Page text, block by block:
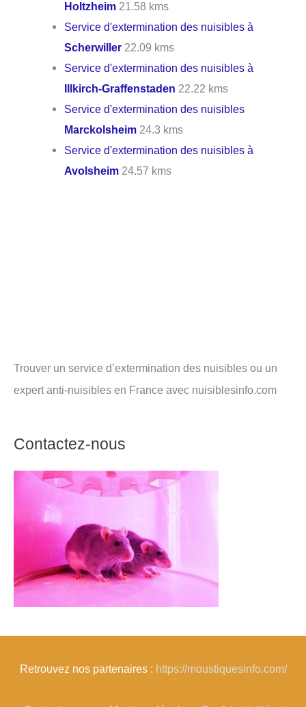
Holtzheim 21.58 kms
Service d'extermination des nuisibles à
Scherwiller 22.09 kms
Service d'extermination des nuisibles à
Illkirch-Graffenstaden 22.22 kms
Service d'extermination des nuisibles
Marckolsheim 24.3 kms
Service d'extermination des nuisibles à
Avolsheim 24.57 kms
Trouver un service d’extermination des nuisibles ou un
expert anti-nuisibles en France avec nuisiblesinfo.com
Contactez-nous
Retrouvez nos partenaires : https://moustiquesinfo.com/